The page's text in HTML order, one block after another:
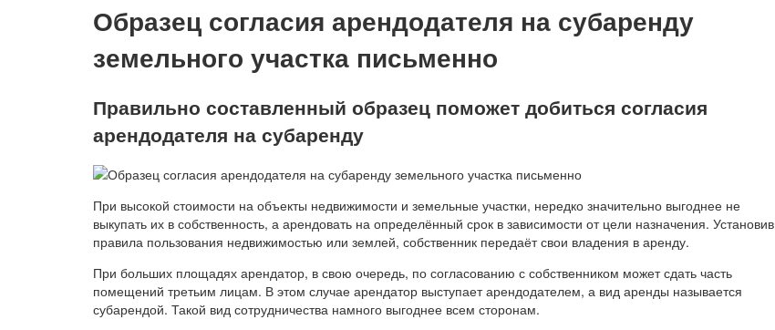
Образец согласия арендодателя на субаренду
земельного участка письменно
Правильно составленный образец поможет добиться согласия
арендодателя на субаренду
При высокой стоимости на объекты недвижимости и земельные участки, нередко значительно выгоднее не
выкупать их в собственность, а арендовать на определённый срок в зависимости от цели назначения. Установив
правила пользования недвижимостью или землей, собственник передаёт свои владения в аренду.
При больших площадях арендатор, в свою очередь, по согласованию с собственником может сдать часть
помещений третьим лицам. В этом случае арендатор выступает арендодателем, а вид аренды называется
субарендой. Такой вид сотрудничества намного выгоднее всем сторонам.